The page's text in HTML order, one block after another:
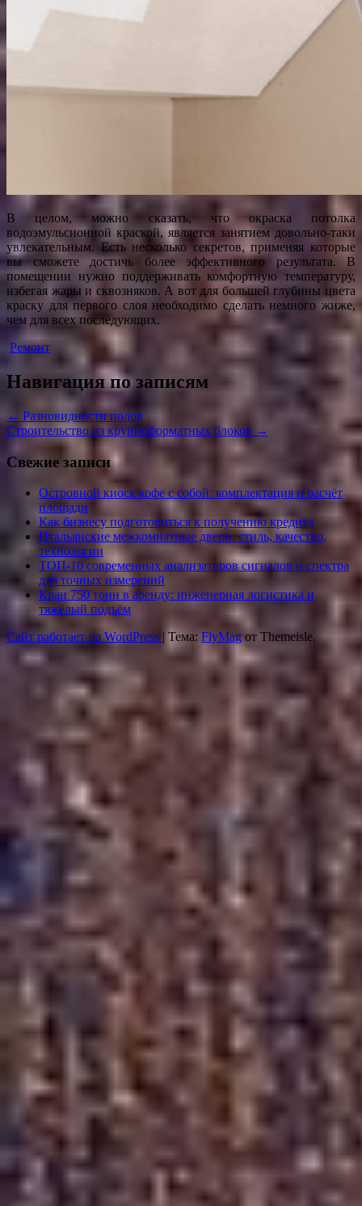
В целом, можно сказать, что окраска потолка
водоэмульсионной краской, является занятием довольно-таки
увлекательным. Есть несколько секретов, применяя которые
вы сможете достичь более эффективного результата. В
помещении нужно поддерживать комфортную температуру,
избегая жары и сквозняков. А вот для большей глубины цвета
краску для первого слоя необходимо сделать немного жиже,
чем для всех последующих.
Ремонт
Навигация по записям
← Разновидности полов
Строительство из крупноформатных блоков →
Свежие записи
Островной киоск кофе с собой: комплектация и расчёт
площади
Как бизнесу подготовиться к получению кредита
Итальянские межкомнатные двери: стиль, качество,
технологии
ТОП-10 современных анализаторов сигналов и спектра
для точных измерений
Кран 750 тонн в аренду: инженерная логистика и
тяжёлый подъём
Сайт работает на WordPress | Тема: FlyMag от Themeisle.